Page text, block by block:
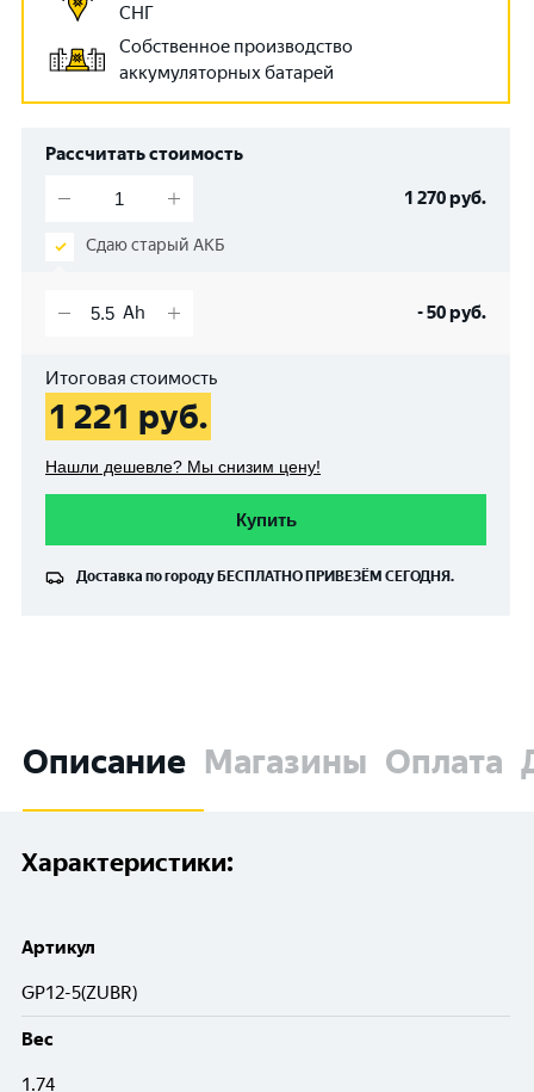
СНГ
Собственное производство
аккумуляторных батарей
Рассчитать стоимость
1 270руб.
Сдаю старый АКБ
-50руб.
Итоговая стоимость
1 221 руб.
Нашли дешевле? Мы снизим цену!
Купить
Доставка по городу БЕСПЛАТНО ПРИВЕЗЁМ СЕГОДНЯ.
Описание Магазины Оплата
Характеристики:
Артикул
GP12-5(ZUBR)
Вес
1.74